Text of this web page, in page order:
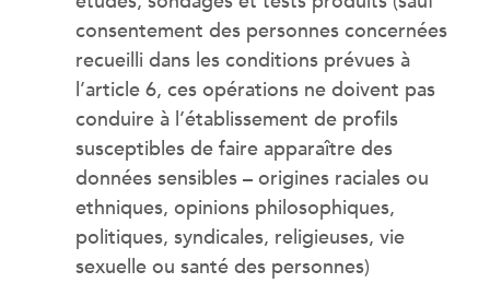
consentement des personnes concernées
recueilli dans les conditions prévues à
l’article 6, ces opérations ne doivent pas
conduire à l’établissement de profils
susceptibles de faire apparaître des
données sensibles – origines raciales ou
ethniques, opinions philosophiques,
politiques, syndicales, religieuses, vie
sexuelle ou santé des personnes)